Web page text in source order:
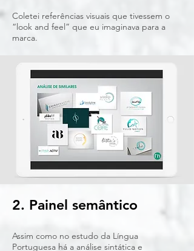
Coletei referências visuais que tivessem o
“look and feel” que eu imaginava para a
marca.
2. Painel semântico
Assim como no estudo da Língua
Portuguesa há a análise sintática e